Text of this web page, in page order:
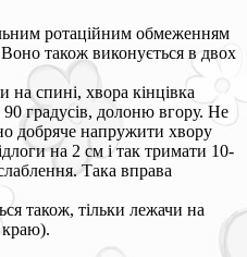
ротаційним обмеженням
також виконується в двох
спині, хвора кінцівка
90 градусів, долоню вгору. Не
добряче напружити хвору
на 2 см і так тримати 10-
Така вправа
також, тільки лежачи на
краю).